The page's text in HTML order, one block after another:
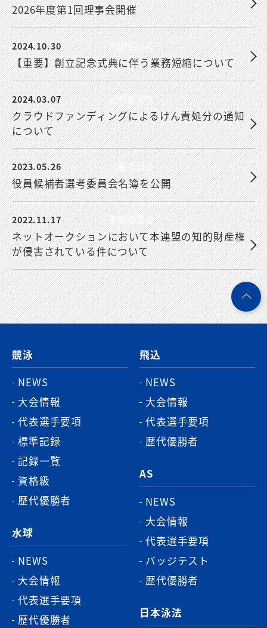
2026年度第1回理事会開催
2024.10.30 総務委員会
【重要】創立記念式典に伴う業務短縮について
2024.03.07 総務委員会
クラウドファンディングによるけん責処分の通知
について
2023.05.26 総務委員会
役員候補者選考委員会名簿を公開
2022.11.17 総務委員会
ネットオークションにおいて本連盟の知的財産権
が侵害されている件について
競泳
NEWS
大会情報
代表選手要項
標準記録
記録一覧
資格級
歴代優勝者
水球
NEWS
大会情報
代表選手要項
歴代優勝者
飛込
NEWS
大会情報
代表選手要項
歴代優勝者
AS
NEWS
大会情報
代表選手要項
バッジテスト
歴代優勝者
日本泳法